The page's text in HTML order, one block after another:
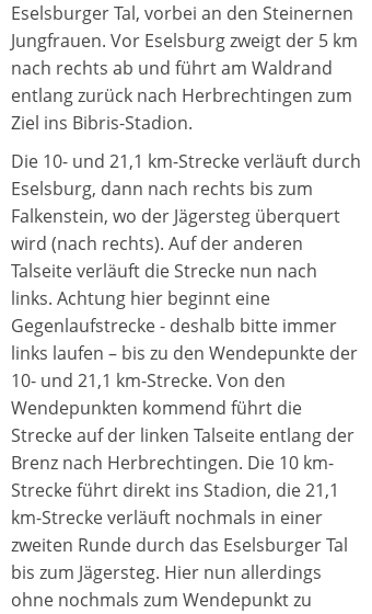
Eselsburger Tal, vorbei an den Steinernen
Jungfrauen. Vor Eselsburg zweigt der 5 km
nach rechts ab und führt am Waldrand
entlang zurück nach Herbrechtingen zum
Ziel ins Bibris-Stadion.
Die 10- und 21,1 km-Strecke verläuft durch
Eselsburg, dann nach rechts bis zum
Falkenstein, wo der Jägersteg überquert
wird (nach rechts). Auf der anderen
Talseite verläuft die Strecke nun nach
links. Achtung hier beginnt eine
Gegenlaufstrecke - deshalb bitte immer
links laufen – bis zu den Wendepunkte der
10- und 21,1 km-Strecke. Von den
Wendepunkten kommend führt die
Strecke auf der linken Talseite entlang der
Brenz nach Herbrechtingen. Die 10 km-
Strecke führt direkt ins Stadion, die 21,1
km-Strecke verläuft nochmals in einer
zweiten Runde durch das Eselsburger Tal
bis zum Jägersteg. Hier nun allerdings
ohne nochmals zum Wendepunkt zu